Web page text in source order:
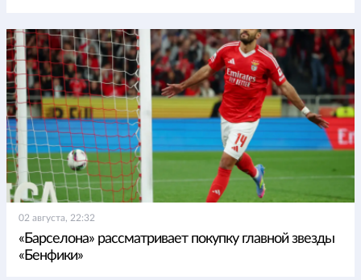
02 августа, 22:32
«Барселона» рассматривает покупку главной звезды
«Бенфики»